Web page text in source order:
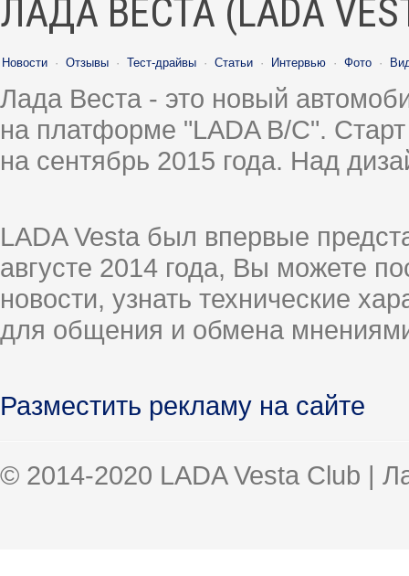
ЛАДА ВЕСТА (LADA
Новости · Отзывы · Тест-драйвы · Статьи · Интервью · Фото ·
Лада Веста - это новый
на платформе "LADA B/C".
на сентябрь 2015 года. Над
LADA Vesta был впервые
августе 2014 года, Вы можете
новости, узнать технические
для общения и обмена
Разместить рекламу на сайте
© 2014-2020 LADA Vesta Club |